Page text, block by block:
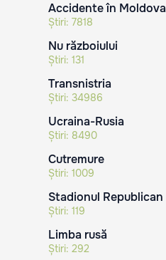
Accidente în Moldova
Știri: 7818
Nu războiului
Știri: 131
Transnistria
Știri: 34986
Ucraina-Rusia
Știri: 8490
Cutremure
Știri: 1009
Stadionul Republican
Știri: 119
Limba rusă
Știri: 292